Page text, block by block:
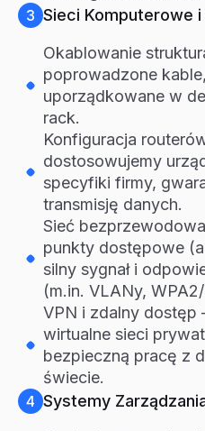
3 Sieci Komputerowe
Okablowanie
poprowadzone
uporządkowane w
rack.
Konfiguracja
dostosowujemy
specyfiki firmy,
transmisję danych.
Sieć
punkty dostępowe
silny sygnał i
(m.in. VLANy,
VPN i zdalny dostęp
wirtualne sieci
bezpieczną pracę z
świecie.
4 Systemy